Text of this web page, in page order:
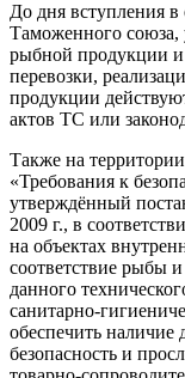
До дня вступления в
Таможенного союза,
рыбной продукции и
перевозки,
продукции
актов ТС или
Также на
«Требования к
утверждённый
2009 г., в
на объектах
соответствие рыбы
данного
санитарно-
обеспечить
безопасность и